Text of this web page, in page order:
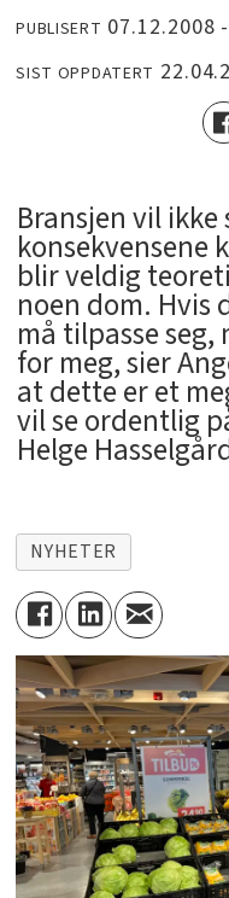
PUBLISERT 07.12.2008
SIST OPPDATERT
Bransjen vil ikke
konsekvensene
blir veldig
noen dom. Hvis
må tilpasse seg,
for meg, sier
at dette er et
vil se ordentlig
Helge
NYHETER